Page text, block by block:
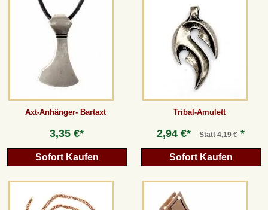
Axt-Anhänger- Bartaxt
3,35 €*
Sofort Kaufen
Tribal-Amulett
2,94 €* Statt4,19 € *
Sofort Kaufen